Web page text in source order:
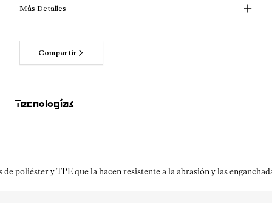
Más Detalles
Compartir
Tecnologías
poliéster y TPE que la hacen resistente a la abrasión y las